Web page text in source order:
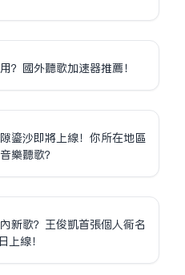
？國外聽歌加速器推薦！
鎏沙即將上線！你所在地區
樂聽歌？
新歌？王俊凱首張個人同名
線！